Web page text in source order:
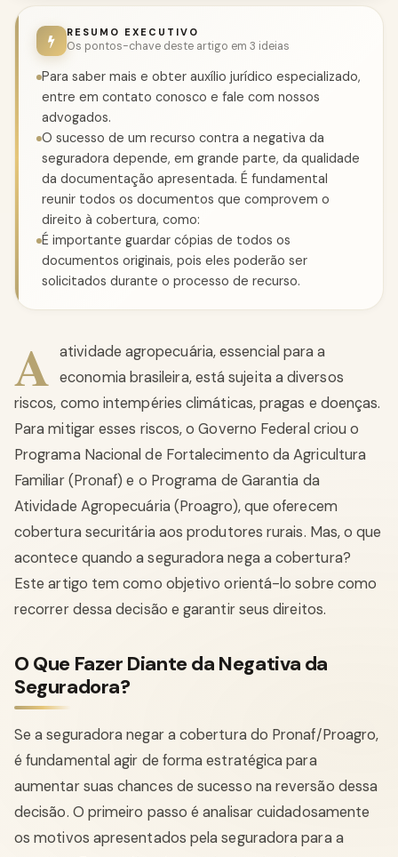
RESUMO EXECUTIVO
Os pontos-chave deste artigo em 3 ideias
Para saber mais e obter auxílio jurídico especializado,
entre em contato conosco e fale com nossos
advogados.
O sucesso de um recurso contra a negativa da
seguradora depende, em grande parte, da qualidade
da documentação apresentada. É fundamental
reunir todos os documentos que comprovem o
direito à cobertura, como:
É importante guardar cópias de todos os
documentos originais, pois eles poderão ser
solicitados durante o processo de recurso.
A atividade agropecuária, essencial para a
economia brasileira, está sujeita a diversos
riscos, como intempéries climáticas, pragas e doenças.
Para mitigar esses riscos, o Governo Federal criou o
Programa Nacional de Fortalecimento da Agricultura
Familiar (Pronaf) e o Programa de Garantia da
Atividade Agropecuária (Proagro), que oferecem
cobertura securitária aos produtores rurais. Mas, o que
acontece quando a seguradora nega a cobertura?
Este artigo tem como objetivo orientá-lo sobre como
recorrer dessa decisão e garantir seus direitos.
O Que Fazer Diante da Negativa da
Seguradora?
Se a seguradora negar a cobertura do Pronaf/Proagro,
é fundamental agir de forma estratégica para
aumentar suas chances de sucesso na reversão dessa
decisão. O primeiro passo é analisar cuidadosamente
os motivos apresentados pela seguradora para a